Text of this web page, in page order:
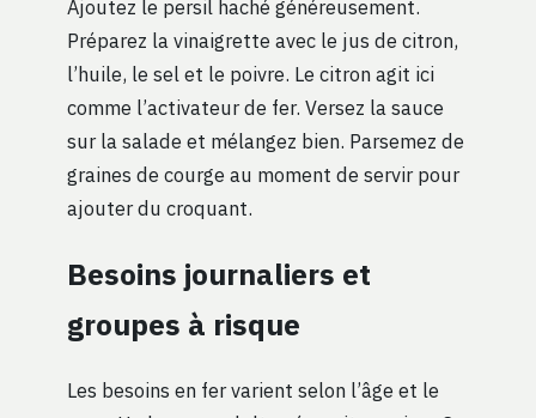
Ajoutez le persil haché généreusement.
Préparez la vinaigrette avec le jus de citron,
l’huile, le sel et le poivre. Le citron agit ici
comme l’activateur de fer. Versez la sauce
sur la salade et mélangez bien. Parsemez de
graines de courge au moment de servir pour
ajouter du croquant.
Besoins journaliers et
groupes à risque
Les besoins en fer varient selon l’âge et le